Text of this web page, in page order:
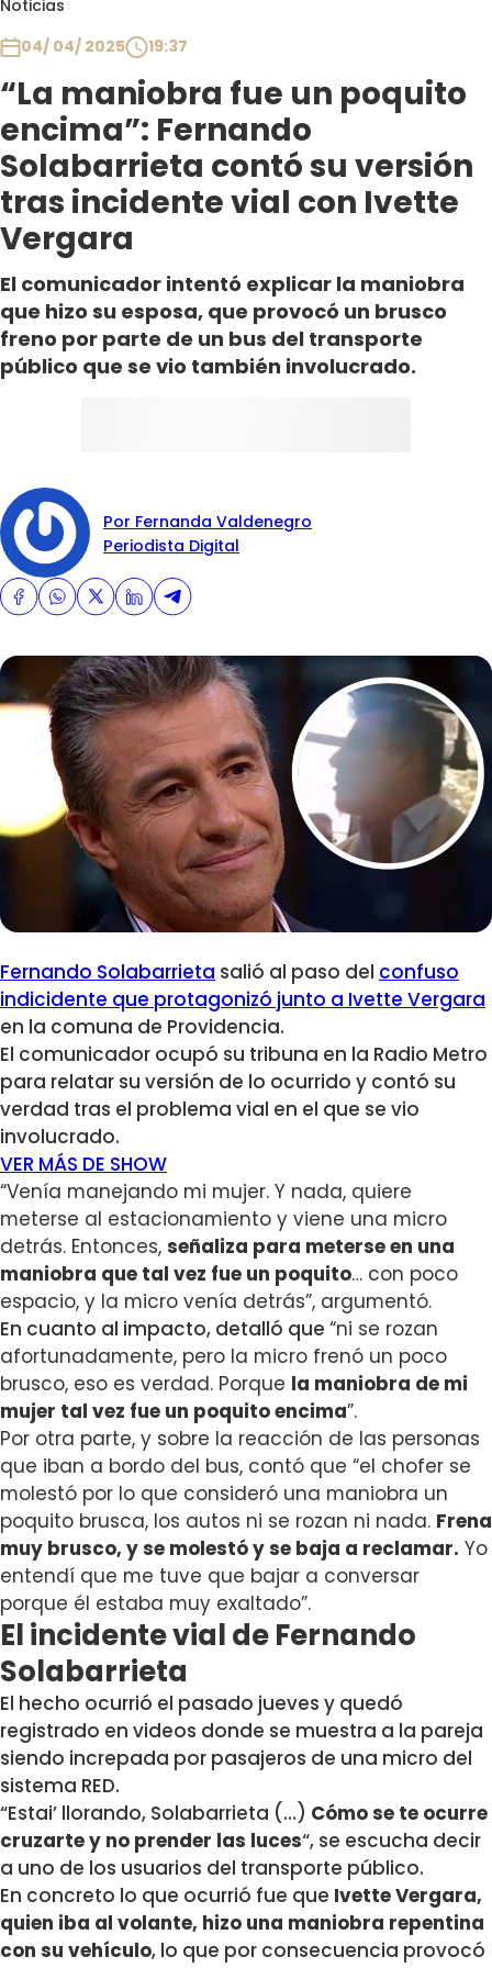
Noticias
04/ 04/ 2025
19:37
“La maniobra fue un poquito
encima”: Fernando
Solabarrieta contó su versión
tras incidente vial con Ivette
Vergara
El comunicador intentó explicar la maniobra
que hizo su esposa, que provocó un brusco
freno por parte de un bus del transporte
público que se vio también involucrado.
Por Fernanda Valdenegro
Periodista Digital
Fernando Solabarrieta salió al paso del confuso
indicidente que protagonizó junto a Ivette Vergara
en la comuna de Providencia.
El comunicador ocupó su tribuna en la Radio Metro
para relatar su versión de lo ocurrido y contó su
verdad tras el problema vial en el que se vio
involucrado.
VER MÁS DE SHOW
“Venía manejando mi mujer. Y nada, quiere
meterse al estacionamiento y viene una micro
detrás. Entonces, señaliza para meterse en una
maniobra que tal vez fue un poquito… con poco
espacio, y la micro venía detrás”, argumentó.
En cuanto al impacto, detalló que “ni se rozan
afortunadamente, pero la micro frenó un poco
brusco, eso es verdad. Porque la maniobra de mi
mujer tal vez fue un poquito encima”.
Por otra parte, y sobre la reacción de las personas
que iban a bordo del bus, contó que “el chofer se
molestó por lo que consideró una maniobra un
poquito brusca, los autos ni se rozan ni nada. Frena
muy brusco, y se molestó y se baja a reclamar. Yo
entendí que me tuve que bajar a conversar
porque él estaba muy exaltado”.
El incidente vial de Fernando
Solabarrieta
El hecho ocurrió el pasado jueves y quedó
registrado en videos donde se muestra a la pareja
siendo increpada por pasajeros de una micro del
sistema RED.
“Estai’ llorando, Solabarrieta (…) Cómo se te ocurre
cruzarte y no prender las luces“, se escucha decir
a uno de los usuarios del transporte público.
En concreto lo que ocurrió fue que Ivette Vergara,
quien iba al volante, hizo una maniobra repentina
con su vehículo, lo que por consecuencia provocó
Club De La Comedia
Contigo en Directo
Plan Perfecto
El Tiempo
Sabingo
Todos Los Programas